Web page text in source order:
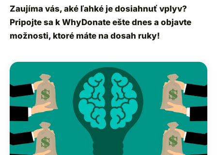
Zaujíma vás, aké ľahké je dosiahnuť vplyv?
Pripojte sa k WhyDonate ešte dnes a objavte
možnosti, ktoré máte na dosah ruky!